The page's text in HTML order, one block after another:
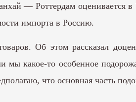
— Роттердам
импорта в Россию.
Об этом рассказал
какое-то особенное
что основная часть